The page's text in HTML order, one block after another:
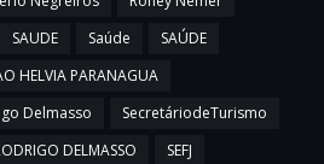
SAUDE Saúde
SAÚDE
HELVIA PARANAGUA
Delmasso
SecretáriodeTurismo
DELMASSO
SEFJ